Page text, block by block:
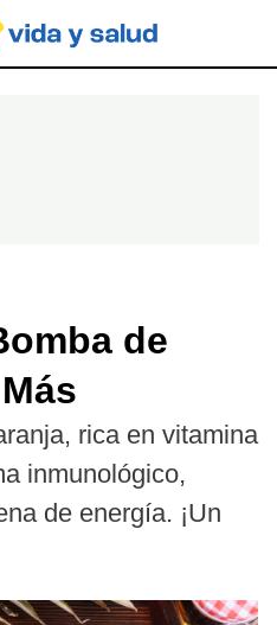
de
rica en vitamina
inmunológico,
de energía. ¡Un